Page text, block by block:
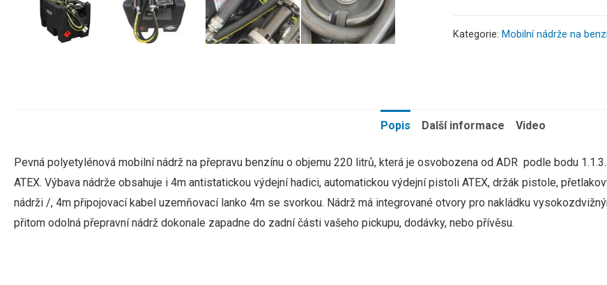
Kategorie: Mobilní nádrže na
Popis Další informace Video
Pevná polyetylénová mobilní nádrž na přepravu benzínu o objemu 220 litrů, která je osvobozena od ADR podle bodu
ATEX. Výbava nádrže obsahuje i 4m antistatickou výdejní hadici, automatickou výdejní pistoli ATEX, držák pistole,
nádrži /, 4m připojovací kabel uzemňovací lanko 4m se svorkou. Nádrž má integrované otvory pro nakládku
přitom odolná přepravní nádrž dokonale zapadne do zadní části vašeho pickupu, dodávky, nebo přívěsu.